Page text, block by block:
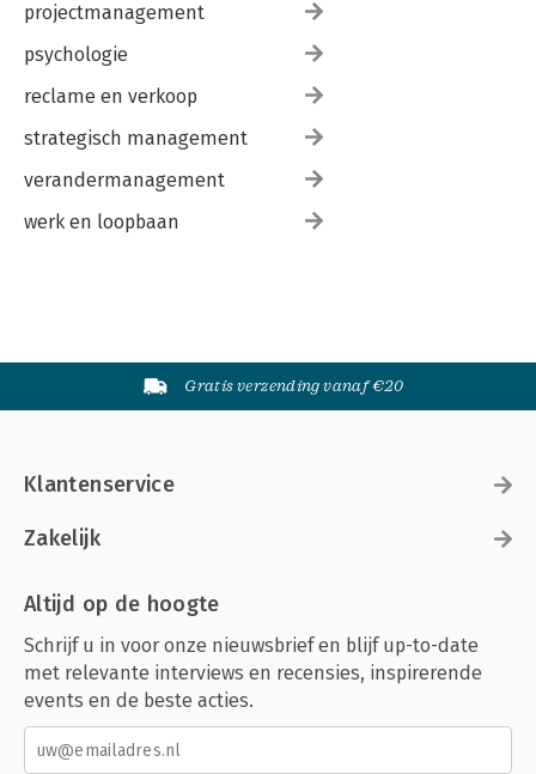
projectmanagement
psychologie
reclame en verkoop
strategisch management
verandermanagement
werk en loopbaan
Gratis verzending vanaf €20
Klantenservice
Zakelijk
Altijd op de hoogte
Schrijf u in voor onze nieuwsbrief en blijf up-to-date
met relevante interviews en recensies, inspirerende
events en de beste acties.